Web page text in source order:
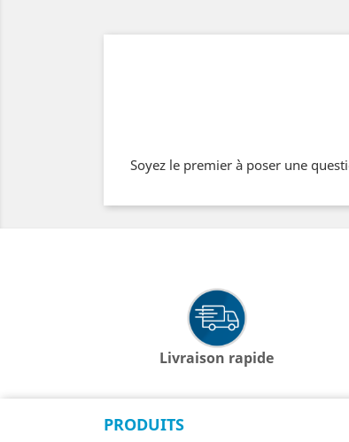
Soyez le premier à poser une
Livraison rapide
PRODUITS